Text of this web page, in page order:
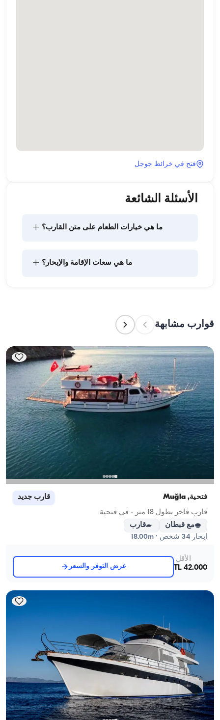
فتح في خرائط جوجل
الأسئلة الشائعة
ما هي خيارات الطعام على متن القارب؟ +
ما هي سعات الإقامة والإبحار؟ +
للإيجارات اليومية، فتنطبق سعة الإبحار.
قوارب مشابهة
فتحية, Muğla قارب جديد
قارب فاخر بطول 18 متر - في فتحية
مع قبطان
قارب
إبحار 34 شخص · 18.00m
الأقل
42.000 TL
عرض التوفر والسعر